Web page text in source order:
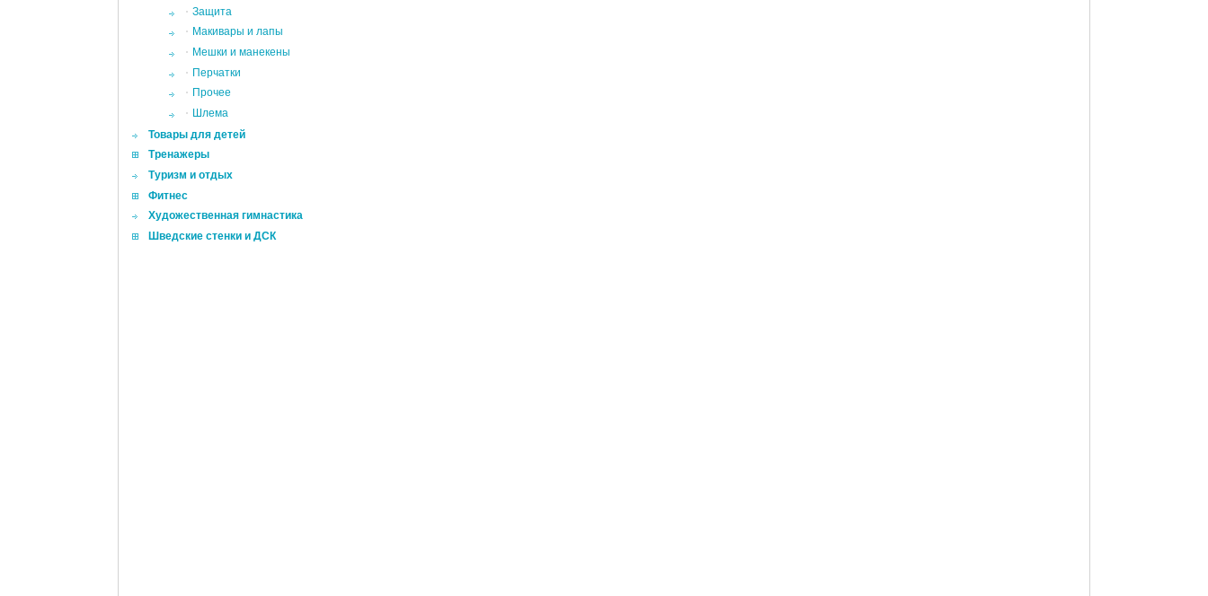
Защита
Макивары и лапы
Мешки и манекены
Перчатки
Прочее
Шлема
Товары для детей
Тренажеры
Туризм и отдых
Фитнес
Художественная гимнастика
Шведские стенки и ДСК